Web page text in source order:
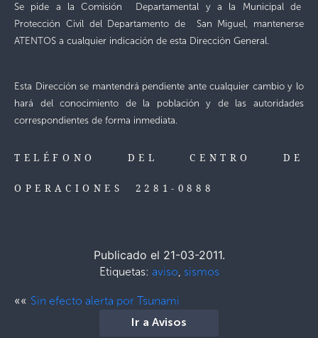
Se pide a la Comisión Departamental y a la Municipal de
Protección Civil del Departamento de San Miguel, mantenerse
ATENTOS a cualquier indicación de esta Dirección General.
Esta Dirección se mantendrá pendiente ante cualquier cambio y lo
hará del conocimiento de la población y de las autoridades
correspondientes de forma inmediata.
TELÉFONO DEL CENTRO DE
OPERACIONES 2281-0888
Publicado el 21-03-2011.
Etiquetas: aviso, sismos
«« Sin efecto alerta por Tsunami
Ir a Avisos